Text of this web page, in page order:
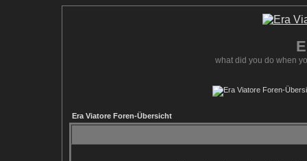
what did you do when
Era Viatore Foren-Übersicht